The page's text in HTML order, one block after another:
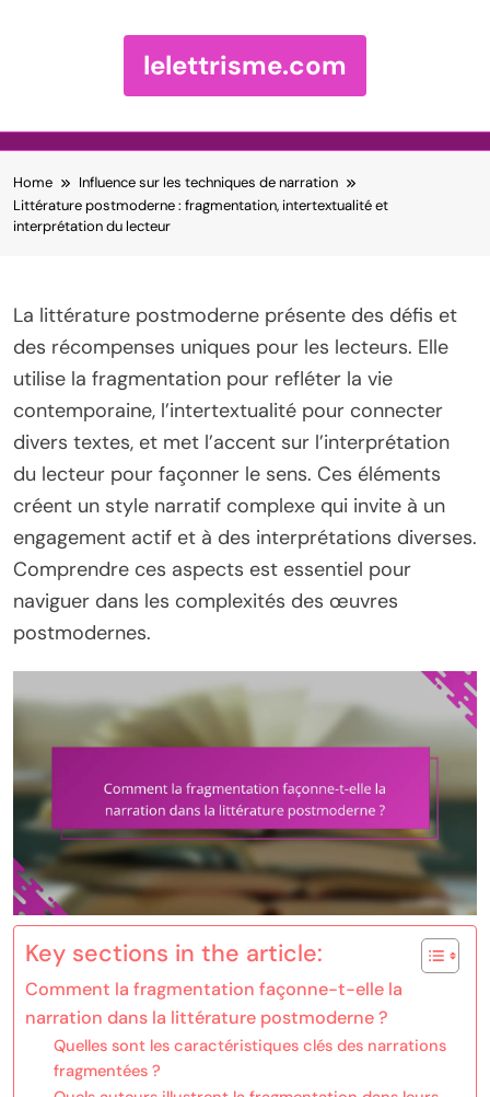
lelettrisme.com
Home
Influence sur les techniques de narration
Littérature postmoderne : fragmentation, intertextualité et
interprétation du lecteur
La littérature postmoderne présente des défis et
des récompenses uniques pour les lecteurs. Elle
utilise la fragmentation pour refléter la vie
contemporaine, l’intertextualité pour connecter
divers textes, et met l’accent sur l’interprétation
du lecteur pour façonner le sens. Ces éléments
créent un style narratif complexe qui invite à un
engagement actif et à des interprétations diverses.
Comprendre ces aspects est essentiel pour
naviguer dans les complexités des œuvres
postmodernes.
Key sections in the article:
Comment la fragmentation façonne-t-elle la
narration dans la littérature postmoderne ?
Quelles sont les caractéristiques clés des narrations
fragmentées ?